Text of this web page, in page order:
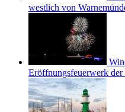
westlich von
Eröffnungsfeuerwerk